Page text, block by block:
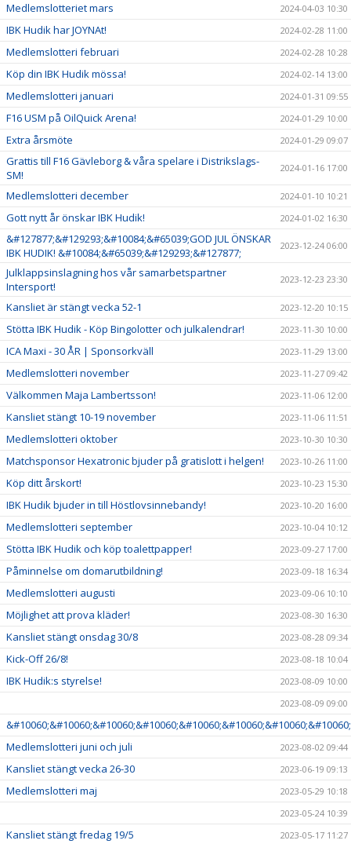
Medlemslotteriet mars 2024-04-03 10:30
IBK Hudik har JOYNAt! 2024-02-28 11:00
Medlemslotteri februari 2024-02-28 10:28
Köp din IBK Hudik mössa! 2024-02-14 13:00
Medlemslotteri januari 2024-01-31 09:55
F16 USM på OilQuick Arena! 2024-01-29 10:00
Extra årsmöte 2024-01-29 09:07
Grattis till F16 Gävleborg & våra spelare i Distrikslags-
SM!
2024-01-16 17:00
Medlemslotteri december 2024-01-10 10:21
Gott nytt år önskar IBK Hudik! 2024-01-02 16:30
&#127877;&#129293;&#10084;&#65039;GOD JUL ÖNSKAR
IBK HUDIK! &#10084;&#65039;&#129293;&#127877;
2023-12-24 06:00
Julklappsinslagning hos vår samarbetspartner
Intersport!
2023-12-23 23:30
Kansliet är stängt vecka 52-1 2023-12-20 10:15
Stötta IBK Hudik - Köp Bingolotter och julkalendrar! 2023-11-30 10:00
ICA Maxi - 30 ÅR | Sponsorkväll 2023-11-29 13:00
Medlemslotteri november 2023-11-27 09:42
Välkommen Maja Lambertsson! 2023-11-06 12:00
Kansliet stängt 10-19 november 2023-11-06 11:51
Medlemslotteri oktober 2023-10-30 10:30
Matchsponsor Hexatronic bjuder på gratislott i helgen! 2023-10-26 11:00
Köp ditt årskort! 2023-10-23 15:30
IBK Hudik bjuder in till Höstlovsinnebandy! 2023-10-20 16:00
Medlemslotteri september 2023-10-04 10:12
Stötta IBK Hudik och köp toalettpapper! 2023-09-27 17:00
Påminnelse om domarutbildning! 2023-09-18 16:34
Medlemslotteri augusti 2023-09-06 10:10
Möjlighet att prova kläder! 2023-08-30 16:30
Kansliet stängt onsdag 30/8 2023-08-28 09:34
Kick-Off 26/8! 2023-08-18 10:04
IBK Hudik:s styrelse!
2023-08-09 10:00
2023-08-09 09:00
Medlemslotteri juni och juli
2023-08-02 09:44
Kansliet stängt vecka 26-30 2023-06-19 09:13
Medlemslotteri maj
2023-05-29 10:18
2023-05-24 10:39
Kansliet stängt fredag 19/5 2023-05-17 11:27